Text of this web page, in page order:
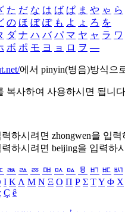
た だ な は ば ぱ ま や ゃ ら
の ほ ぼ ぽ も よ ょ ろ を
ダ ナ ハ バ パ マ ヤ ャ ラ ワ
ボ ポ モ ヨ ョ ロ ヲ ―
에서 pinyin(병음)방식으
복사하여 사용하시면 됩니
하시려면 zhongwen을 입력
하시려면 beijing을 입력하
ㅫ ㅬ ㅭ ㅮ ㅯ ㅰ ㅱ ㅲ ㅳ ㅴ
Ι ΚΛ Μ Ν Ξ Ο Π Ρ Σ ΤΥ Φ Χ
Ç ê